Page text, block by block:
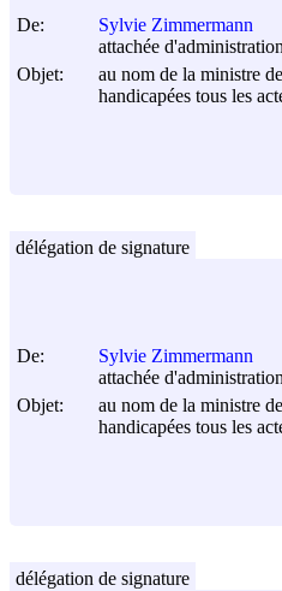
De:
Sylvie Zimmermann
attachée
Objet:
au nom de la ministre
handicapées tous les
De:
Sylvie Zimmermann
attachée
Objet:
au nom de la ministre
handicapées tous les
délégation de signature
délégation de signature